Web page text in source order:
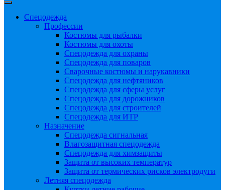
Спецодежда
Профессии
Костюмы для рыбалки
Костюмы для охоты
Спецодежда для охраны
Спецодежда для поваров
Сварочные костюмы и нарукавники
Спецодежда для нефтяников
Спецодежда для сферы услуг
Спецодежда для дорожников
Спецодежда для строителей
Спецодежда для ИТР
Назначение
Спецодежда сигнальная
Влагозащитная спецодежда
Спецодежда для химзащиты
Защита от высоких температур
Защита от термических рисков электродуги
Летняя спецодежда